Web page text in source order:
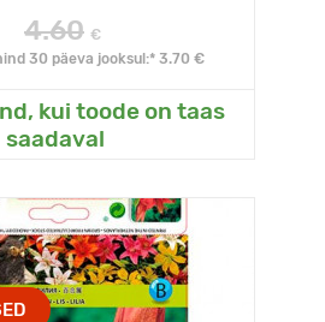
4.60 €
30 päeva jooksul:* 3.70 €
kui toode on taas
saadaval